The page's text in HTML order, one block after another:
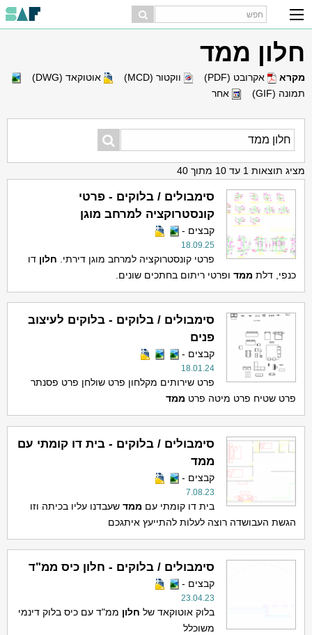
חלון ממד
מקרא אקרובט (PDF) ווקטור (MCD)
אוטוקאד (DWG)
תמונה (GIF)
אחר
מציג תוצאות 1 עד 10 מתוך 40
סימבולים / בלוקים - פרטי
קונסטרוקציה למרחב מוגן
קבצים -
18.09.25
פרטי קונסטרוקציה למרחב מוגן דירתי. חלון דו
כנפי, דלת ממד ופרטי ריתום בחתכים שונים.
סימבולים / בלוקים - בלוקים לעיצוב
פנים
קבצים -
18.01.24
פרט שירותים מקלחון פרט שולחן פרט פסנתר
פרט שטיח פרט מיטה פרט ממד
סימבולים / בלוקים - בית דו קומתי עם
ממד
קבצים -
7.08.23
בית דו קומתי עם ממד שעבדנו עליו בכיתה וזו
הגשת העבושדה רוצה לעלות להתייעץ איתגכם
סימבולים / בלוקים - חלון כיס ממ"ד
קבצים -
23.04.23
בלוק אוטוקאד של חלון ממ"ד עם כיס בלוק דינמי
משוכלל